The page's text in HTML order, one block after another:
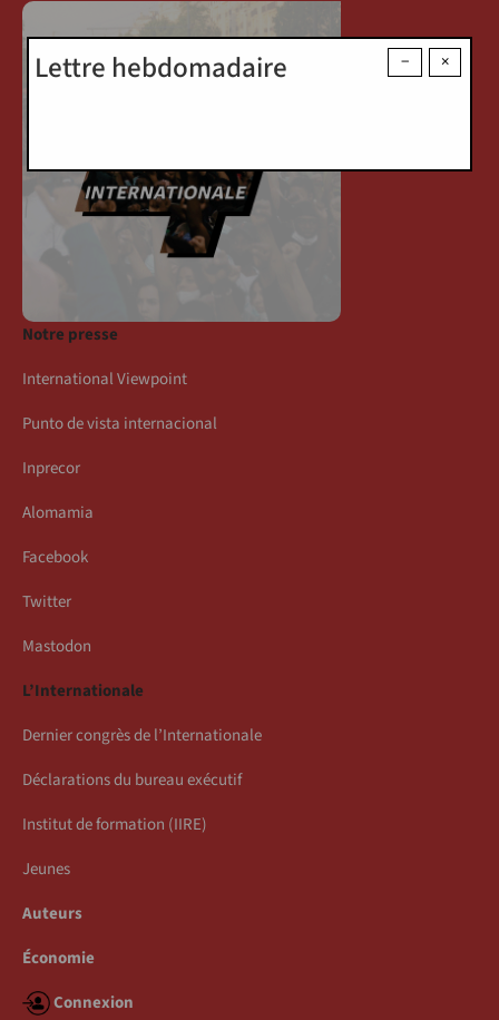
×
−
Lettre hebdomadaire
Notre presse
International Viewpoint
Punto de vista internacional
Inprecor
Alomamia
Facebook
Twitter
Mastodon
L’Internationale
Dernier congrès de l’Internationale
Déclarations du bureau exécutif
Institut de formation (IIRE)
Jeunes
Auteurs
Économie
Connexion